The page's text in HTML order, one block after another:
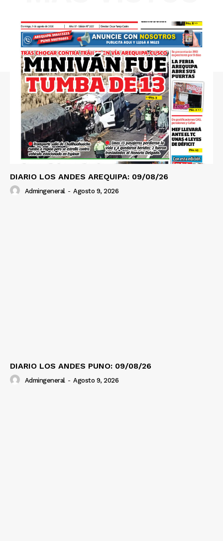
SUSCRIBETE
Diario los Andes
Nosotros
Contacto
Prensa
DIARIO LOS ANDES AREQUIPA: 09/08/26
Admingeneral - Agosto 9, 2026
DIARIO LOS ANDES PUNO: 09/08/26
Admingeneral - Agosto 9, 2026